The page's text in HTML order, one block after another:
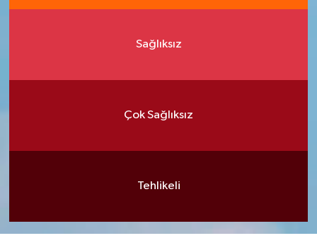
Sağlıksız
Çok Sağlıksız
Tehlikeli